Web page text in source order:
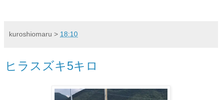
kuroshiomaru > 18:10
ヒラスズキ5キロ